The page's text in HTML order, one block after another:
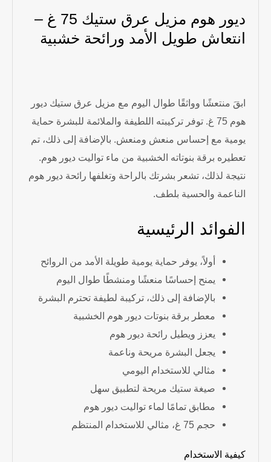
ديور هوم مزيل عرق ستيك 75 غ –
انتعاش طويل الأمد ورائحة خشبية
ابقَ منتعشًا وواثقًا طوال اليوم مع مزيل عرق ستيك ديور
هوم 75 غ. توفر تركيبته اللطيفة والملائمة للبشرة حماية
يومية مع إحساس منعش ومنعش. بالإضافة إلى ذلك، تم
تعطيره برقة بنوتاته الخشبية من ماء تواليت ديور هوم.
نتيجة لذلك، تشعر بشرتك بالراحة وتغلفها رائحة ديور هوم
الناعمة والحسية بلطف.
الفوائد الرئيسية
أولاً، يوفر حماية يومية طويلة الأمد من الروائح
يمنح إحساسًا منعشًا ومنشطًا طوال اليوم
بالإضافة إلى ذلك، تركيبة لطيفة تحترم البشرة
معطر برقة بنوتات ديور هوم الخشبية
يعزز ويطيل رائحة ديور هوم
يجعل البشرة مريحة وناعمة
مثالي للاستخدام اليومي
صيغة ستيك مريحة لتطبيق سهل
مطابق تمامًا لماء تواليت ديور هوم
حجم 75 غ، مثالي للاستخدام المنتظم
كيفية الاستخدام